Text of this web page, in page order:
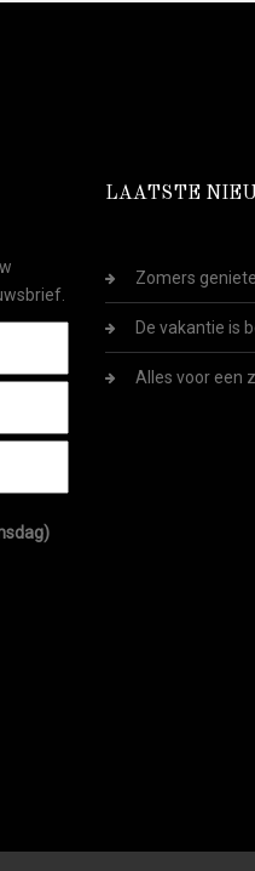
LAATSTE
Zomers
De vakantie is
Alles voor een